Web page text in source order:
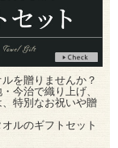
を贈りませんか？
今治で織り上げ、
特別なお祝いや贈
ルのギフトセット